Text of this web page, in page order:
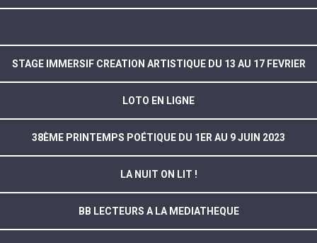
STAGE IMMERSIF CREATION ARTISTIQUE DU 13 AU 17 FEVRIER
LOTO EN LIGNE
38ÈME PRINTEMPS POÉTIQUE DU 1ER AU 9 JUIN 2023
LA NUIT ON LIT !
BB LECTEURS A LA MEDIATHEQUE